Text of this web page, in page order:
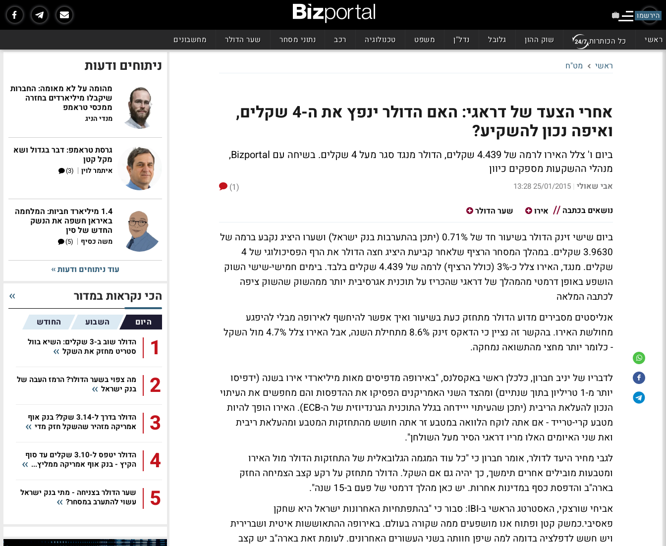
הירשמו
ראשי כל הכותרות שוק ההון גלובל נדל"ן משפט טכנולוגיה רכב נתוני מסחר שער הדולר מחשבונים
ראשי מט"ח
אחרי הצעד של דראגי: האם הדולר ינפץ את ה-4 שקלים,
ואיפה נכון להשקיע?
ביום ו' צלל האירו לרמה של 4.439 שקלים, הדולר מנגד סגר מעל 4 שקלים. בשיחה עם Bizportal,
מנהלי ההשקעות מספקים כיוון
אבי שאולי |
25/01/2015 13:28
(1)
נושאים בכתבה
אירו שער הדולר
ביום שישי זינק הדולר בשיעור חד של 0.71% (יתכן בהתערבות בנק ישראל) ושערו היציג נקבע ברמה של
3.9630 שקלים. במהלך המסחר הרציף שלאחר קביעת היציג חצה הדולר את הרף הפסיכולוגי של 4
שקלים. מנגד, האירו צלל כ-3% (כולל הרציף) לרמה של 4.439 שקלים בלבד. בימים חמישי-שישי השוק
הושפע באופן דרמטי מהמהלך של דראגי שהכריז על תוכנית אגרסיבית יותר ממהשוק שהשוק ציפה
לכתבה המלאה
אנליסטים מסבירים מדוע הדולר מתחזק כעת בשיעור ואיך אפשר להיחשף לאירופה מבלי להיפגע
מחולשת האירו. בהקשר זה נציין כי הדאקס זינק 8.6% מתחילת השנה, אבל האירו צלל 4.7% מול השקל
- כלומר יותר מחצי מהתשואה נמחקה.
לדבריו של יניב חברון, כלכלן ראשי באקסלנס,"באירופה מדפיסים מאות מיליארדי אירו בשנה (ידפיסו
יותר מ-1 טריליון בתוך שנתיים) ומהצד השני האמריקנים הפסיקו את ההדפסות והם מחפשים את העיתוי
הנכון להעלאת הריבית (יתכן שהעיתוי ייידחה בגלל התוכנית הגרנדיוזית של ה-ECB). האירו הופך להיות
מטבע קרי-טרייד - אם אתה לוקח הלוואה במטבע זר אתה חושש מהתחזקות המטבע ומהעלאת ריבית
ואת שני האיומים האלו מריו דראגי הסיר מעל השולחן".
לגבי מחיר היעד לדולר, אומר חברון כי "כל עוד המגמה הגלובאלית של התחזקות הדולר מול האירו
ומטבעות מובילים אחרים תימשך, כך יהיה גם אם השקל. הדולר מתחזק על רקע קצב הצמיחה החזק
בארה"ב והדפסת כסף במדינות אחרות. יש כאן מהלך דרמטי של פעם ב-15 שנה".
אביחי שורצקי, האסטרטג הראשי ב-IBI:
סבור כי "בהתפתחיות האחרונות ישראל היא שחקן
פאסיבי.כמשק קטן ופתוח אנו מושפעים ממה שקורה בעולם. באירופה ההתאוששות איטית ושברירית
ויש חשש לדפלציה בדומה למה שיפן חוותה בשני העשורים האחרונים. לעומת זאת בארה"ב יש קצב
ניתוחים ודעות
מהומה על לא מאומה: החברות
שיקבלו מיליארדים בחזרה
ממכסי טראמפ
מנדי הניג
גרסת טראמפ: דבר בגדול ושא
מקל קטן
איתמר לוין |
(3)
1.4 מיליארד חביות: המלחמה
באיראן חשפה את הנשק
החדש של סין
משה כסיף |
(5)
עוד ניתוחים ודעות
הכי נקראות במדור
היום השבוע החודש
1
הדולר שוב ב-3 שקלים: השיא בוול
סטריט מחזק את השקל
2
מה צפוי בשער הדולר? הרמז העבה של
בנק ישראל
3
הדולר בדרך ל-3.14 שקל? בנק אוף
אמריקה מזהיר שהשקל חזק מדי
4
הדולר יטפס ל-3.10 שקלים עד סוף
הקיץ - בנק אוף אמריקה ממליץ...
5
שער הדולר בצניחה - מתי בנק ישראל
עשוי להתערב במסחר?